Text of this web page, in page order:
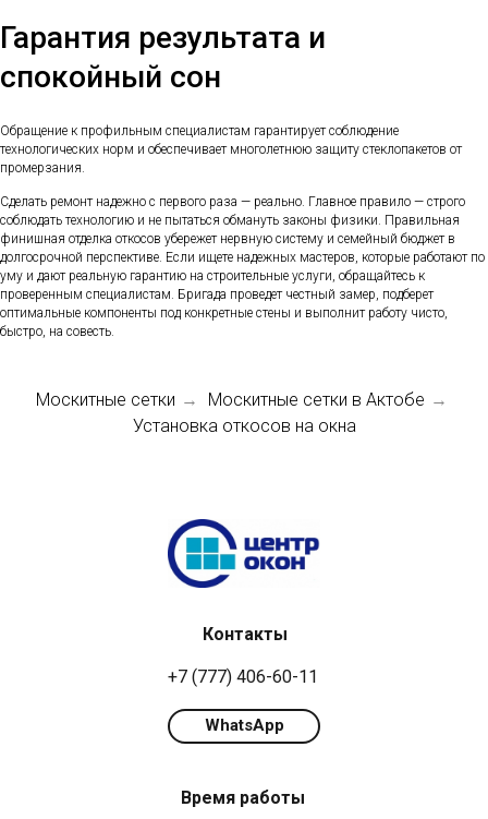
Гарантия результата и
спокойный сон
Обращение к профильным специалистам гарантирует соблюдение
технологических норм и обеспечивает многолетнюю защиту стеклопакетов от
промерзания.
Сделать ремонт надежно с первого раза — реально. Главное правило — строго
соблюдать технологию и не пытаться обмануть законы физики. Правильная
финишная отделка откосов убережет нервную систему и семейный бюджет в
долгосрочной перспективе. Если ищете надежных мастеров, которые работают по
уму и дают реальную гарантию на строительные услуги, обращайтесь к
проверенным специалистам. Бригада проведет честный замер, подберет
оптимальные компоненты под конкретные стены и выполнит работу чисто,
быстро, на совесть.
Москитные сетки → Москитные сетки в Актобе →
Установка откосов на окна
+7 (777) 406-60-11
Время работы
Контакты
WhatsApp